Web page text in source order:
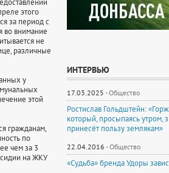
этого
за период с
во внимание
не
различные
у
этой
гражданам,
по
чем за 3
на ЖКУ
ИНТЕРВЬЮ
17.03.2025 -Общество
Ростислав Гольдштейн:
который, просыпаясь утром,
принесёт пользу землякам»
22.04.2016 -Общество
«Судьба» бренда Удоры